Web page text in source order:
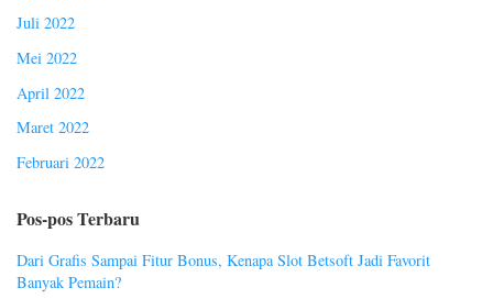
Juli 2022
Mei 2022
April 2022
Maret 2022
Februari 2022
Pos-pos Terbaru
Dari Grafis Sampai Fitur Bonus, Kenapa Slot Betsoft Jadi Favorit
Banyak Pemain?